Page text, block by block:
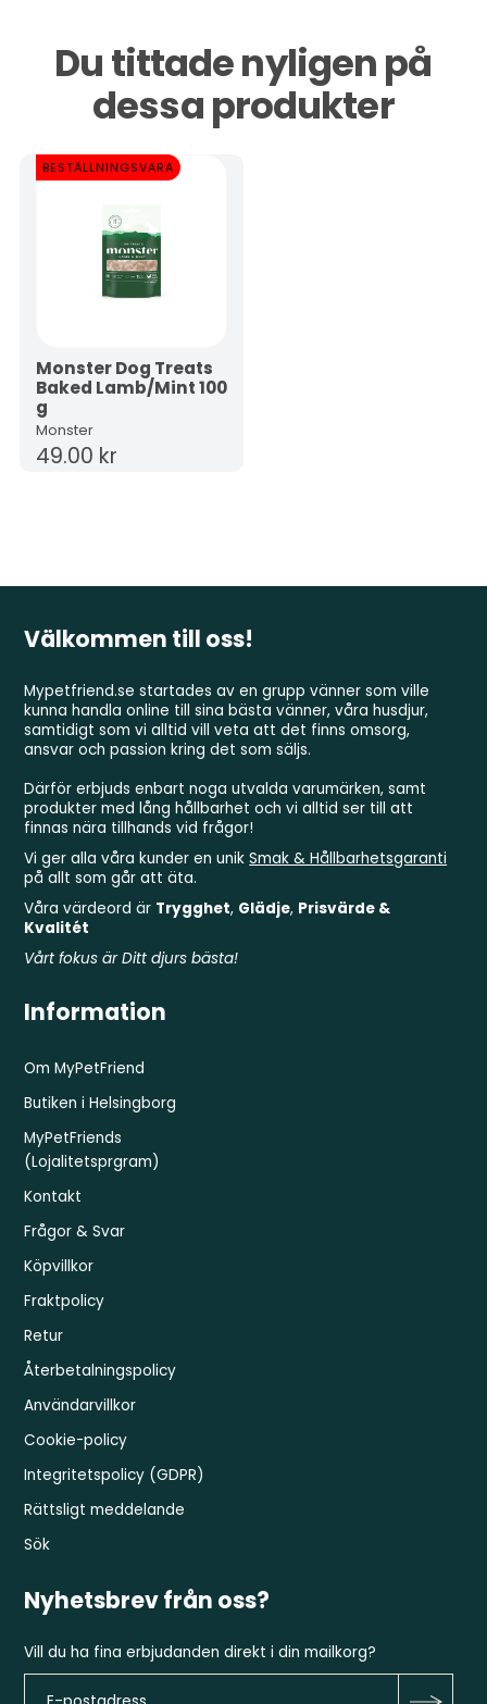
Du tittade nyligen på
dessa produkter
BESTÄLLNINGSVARA
Monster Dog Treats
Baked Lamb/Mint 100
g
Monster
49.00 kr
Välkommen till oss!
Mypetfriend.se startades av en grupp vänner som ville
kunna handla online till sina bästa vänner, våra husdjur,
samtidigt som vi alltid vill veta att det finns omsorg,
ansvar och passion kring det som säljs.
Därför erbjuds enbart noga utvalda varumärken, samt
produkter med lång hållbarhet och vi alltid ser till att
finnas nära tillhands vid frågor!
Vi ger alla våra kunder en unikSmak & Hållbarhetsgaranti
på allt som går att äta.
Våra värdeord är Trygghet, Glädje, Prisvärde &
Kvalitét
Vårt fokus är Ditt djurs bästa!
Information
Om MyPetFriend
Butiken i Helsingborg
MyPetFriends
(Lojalitetsprgram)
Kontakt
Frågor & Svar
Köpvillkor
Fraktpolicy
Retur
Återbetalningspolicy
Användarvillkor
Cookie-policy
Integritetspolicy (GDPR)
Rättsligt meddelande
Sök
Nyhetsbrev från oss?
Vill du ha fina erbjudanden direkt i din mailkorg?